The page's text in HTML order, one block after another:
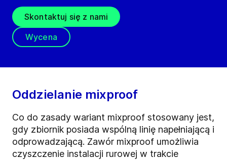
Skontaktuj się z nami
Wycena
Oddzielanie mixproof
Co do zasady wariant mixproof stosowany jest,
gdy zbiornik posiada wspólną linię napełniającą i
odprowadzającą. Zawór mixproof umożliwia
czyszczenie instalacji rurowej w trakcie